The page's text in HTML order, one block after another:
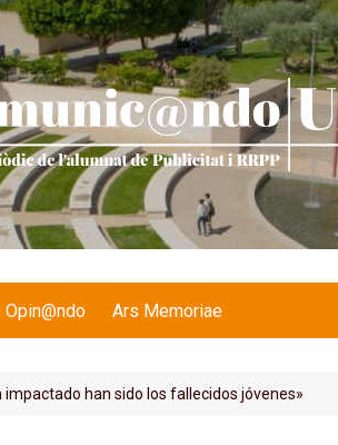
Opin@ndo Ars Memoriae
han sido los fallecidos jóvenes»